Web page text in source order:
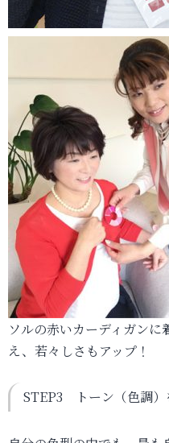
ソルの赤いカーディガン
え、若々しさもアップ！
STEP3 トーン（色調）